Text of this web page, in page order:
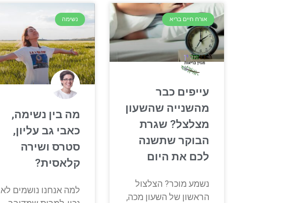
אורח חיים בריא
עייפים כבר
מהשנייה שהשעון
מצלצל? שגרת
הבוקר שתשנה
לכם את היום
נשמע מוכר? הצלצול
הראשון של השעון מכה,
נשימה
מה בין נשימה,
כאבי גב עליון,
סטרס ושירה
קלאסית?
למה אנחנו נושמים לא